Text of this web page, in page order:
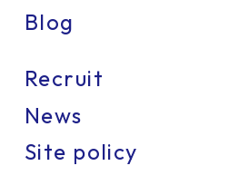
Blog
Recruit
News
Site policy